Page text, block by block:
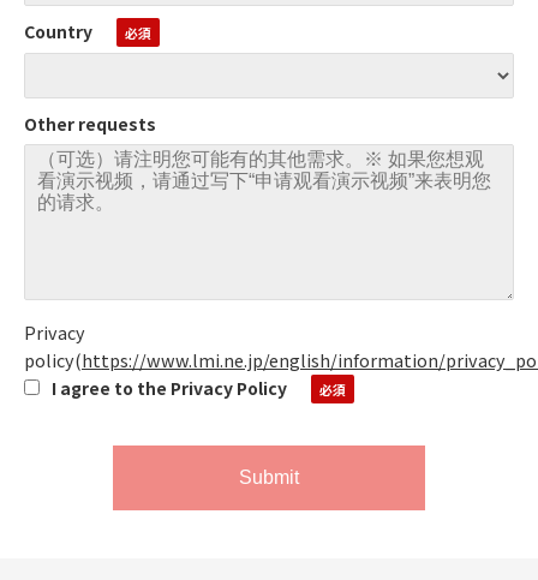
Country
Other requests
Privacy
policy(https://www.lmi.ne.jp/english/information/
I agree to the Privacy Policy